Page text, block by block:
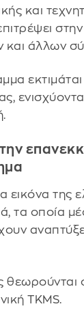
και
άλλων
της
τα οποία
θεωρούνται
TKMS.